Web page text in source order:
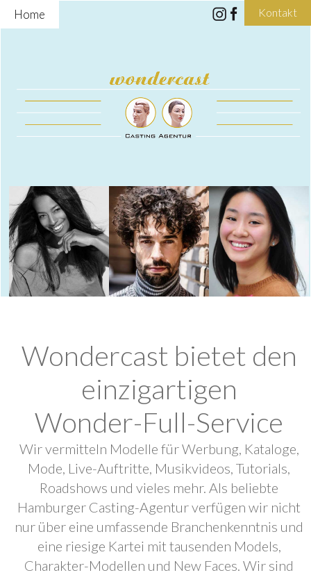
Home Kontakt
Wondercast bietet den
einzigartigen
Wonder-Full-Service
Wir vermitteln Modelle für Werbung, Kataloge,
Mode, Live-Auftritte, Musikvideos, Tutorials,
Roadshows und vieles mehr. Als beliebte
Hamburger Casting-Agentur verfügen wir nicht
nur über eine umfassende Branchenkenntnis und
eine riesige Kartei mit tausenden Models,
Charakter-Modellen und New Faces. Wir sind